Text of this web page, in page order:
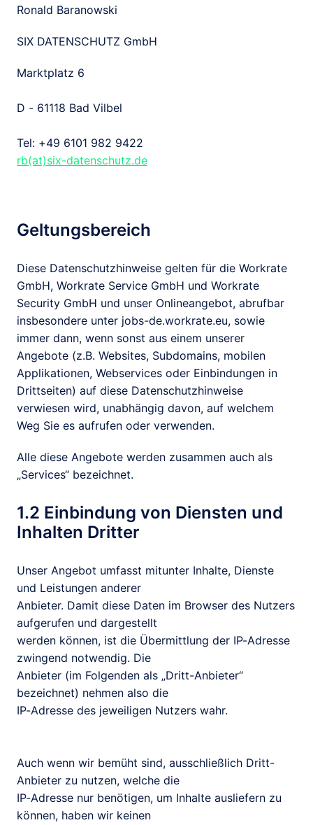
Ronald Baranowski
SIX DATENSCHUTZ GmbH
Marktplatz 6
D - 61118 Bad Vilbel
rb(at)six-datenschutz.de
Geltungsbereich
Diese Datenschutzhinweise gelten für die Workrate
GmbH, Workrate Service GmbH und Workrate
Security GmbH und unser Onlineangebot, abrufbar
insbesondere unter jobs-de.workrate.eu, sowie
immer dann, wenn sonst aus einem unserer
Angebote (z.B. Websites, Subdomains, mobilen
Applikationen, Webservices oder Einbindungen in
Drittseiten) auf diese Datenschutzhinweise
verwiesen wird, unabhängig davon, auf welchem
Weg Sie es aufrufen oder verwenden.
Alle diese Angebote werden zusammen auch als
„Services“ bezeichnet.
1.2 Einbindung von Diensten und
Inhalten Dritter
Unser Angebot umfasst mitunter Inhalte, Dienste
und Leistungen anderer
Anbieter. Damit diese Daten im Browser des Nutzers
aufgerufen und dargestellt
werden können, ist die Übermittlung der IP-Adresse
zwingend notwendig. Die
Anbieter (im Folgenden als „Dritt-Anbieter“
bezeichnet) nehmen also die
IP-Adresse des jeweiligen Nutzers wahr.
Auch wenn wir bemüht sind, ausschließlich Dritt-
Anbieter zu nutzen, welche die
IP-Adresse nur benötigen, um Inhalte ausliefern zu
können, haben wir keinen